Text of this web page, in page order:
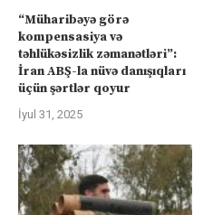
“Müharibəyə görə
kompensasiya və
təhlükəsizlik zəmanətləri”:
İran ABŞ-la nüvə danışıqları
üçün şərtlər qoyur
İyul 31, 2025